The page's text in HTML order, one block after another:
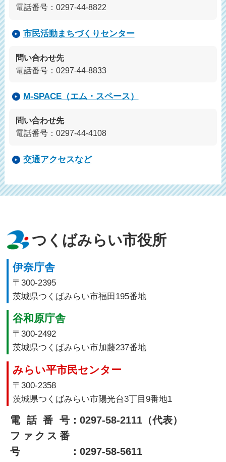
電話番号：0297-44-8822
市民活動まちづくりセンター
問い合わせ先
電話番号：0297-44-8833
M-SPACE（エム・スペース）
問い合わせ先
電話番号：0297-44-4108
交通アクセスなど
つくばみらい市役所
伊奈庁舎
〒300-2395
茨城県つくばみらい市福田195番地
谷和原庁舎
〒300-2492
茨城県つくばみらい市加藤237番地
みらい平市民センター
〒300-2358
茨城県つくばみらい市陽光台3丁目9番地1
電話番号：0297-58-2111（代表）
ファクス番
号
：0297-58-5611